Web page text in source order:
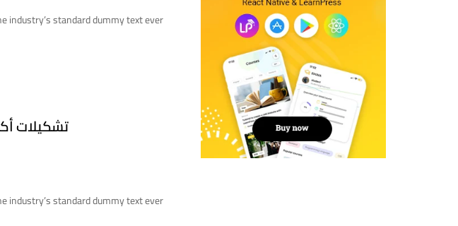
industry’s standard dummy text ever
تشكيلات
industry’s standard dummy text ever